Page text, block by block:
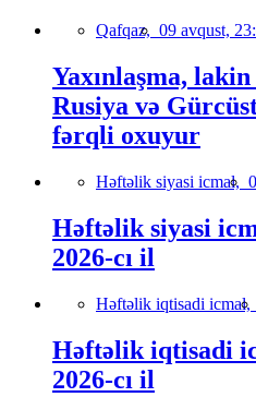
Qafqaz, 09 avqust,
Yaxınlaşma, lakin
Rusiya və
fərqli oxuyur
Həftəlik siyasi icmal,
Həftəlik siyasi
2026-cı il
Həftəlik iqtisadi icmal,
Həftəlik iqtisadi
2026-cı il